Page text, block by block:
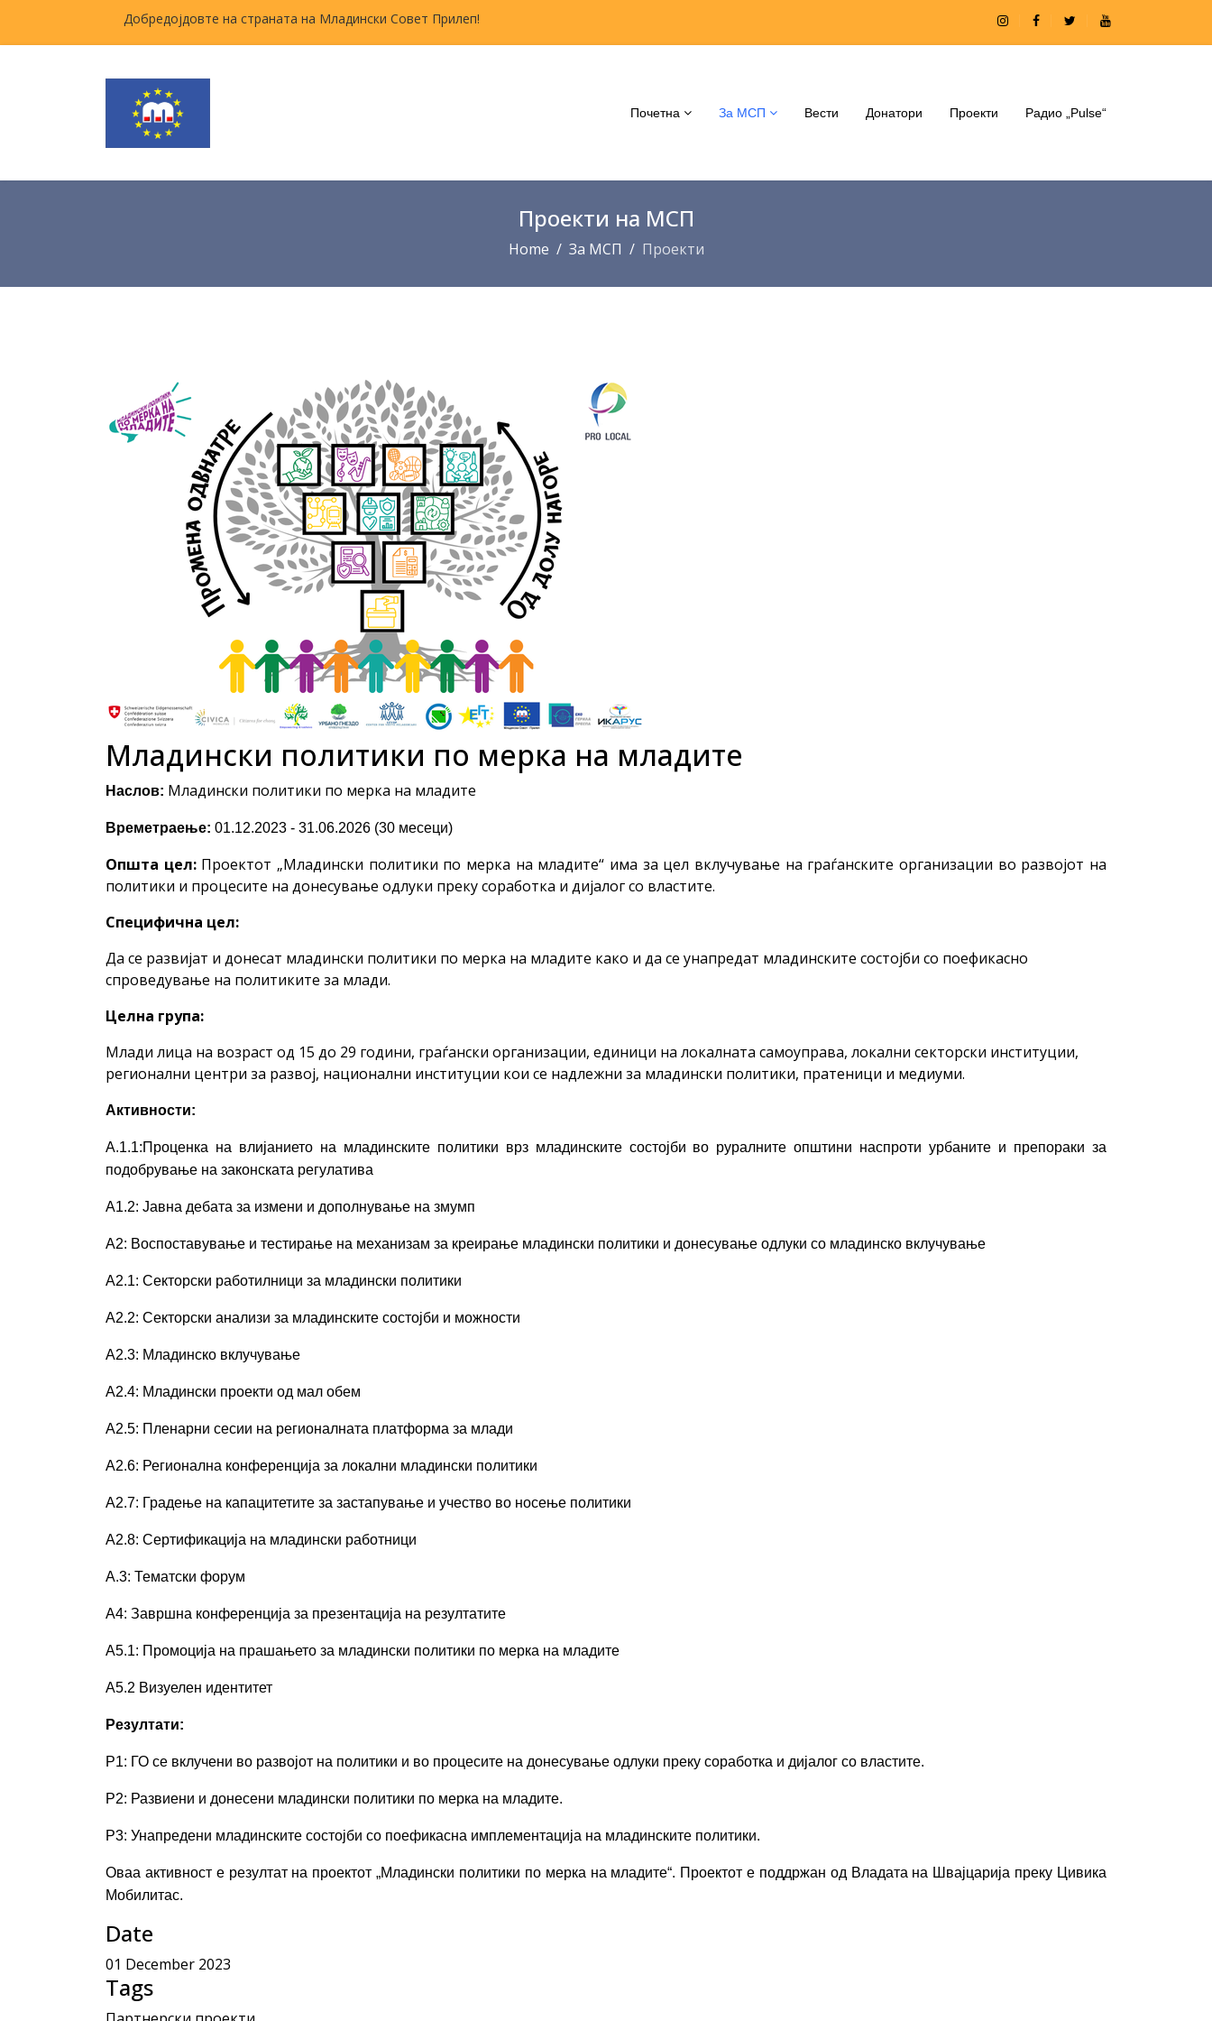
Добредојдовте на страната на Младински Совет Прилеп!
Почетна За МСП Вести Донатори Проекти Радио „Pulse“
Проекти на МСП
Home За МСП Проекти
Младински политики по мерка на младите
Наслов: Младински политики по мерка на младите
Времетраење: 01.12.2023 - 31.06.2026 (30 месеци)
Општа цел:Проектот „Младински политики по мерка на младите“ има за цел вклучување на граѓанските организации во развојот на
политики и процесите на донесување одлуки преку соработка и дијалог со властите.
Специфична цел:
Да се развијат и донесат младински политики по мерка на младите како и да се унапредат младинските состојби со поефикасно
спроведување на политиките за млади.
Целна група:
Mлади лица на возраст од 15 до 29 години, граѓански организации, единици на локалната самоуправа, локални секторски институции,
регионални центри за развој, национални институции кои се надлежни за младински политики, пратеници и медиуми.
Активности:
А.1.1:Проценка на влијанието на младинските политики врз младинските состојби во руралните општини наспроти урбаните и препораки за
подобрување на законската регулатива
А1.2: Јавна дебата за измени и дополнување на змумп
А2: Воспоставување и тестирање на механизам за креирање младински политики и донесување одлуки со младинско вклучување
А2.1: Секторски работилници за младински политики
А2.2: Секторски анализи за младинските состојби и можности
А2.3: Младинско вклучување
А2.4: Младински проекти од мал обем
А2.5: Пленарни сесии на регионалната платформа за млади
А2.6: Регионална конференција за локални младински политики
А2.7: Градење на капацитетите за застапување и учество во носење политики
А2.8: Сертификација на младински работници
А.3: Тематски форум
А4: Завршна конференција за презентација на резултатите
А5.1: Промоција на прашањето за младински политики по мерка на младите
А5.2 Визуелен идентитет
Резултати:
Р1: ГО се вклучени во развојот на политики и во процесите на донесување одлуки преку соработка и дијалог со властите.
Р2: Развиени и донесени младински политики по мерка на младите.
Р3: Унапредени младинските состојби со поефикасна имплементација на младинските политики.
Оваа активност е резултат на проектот „Младински политики по мерка на младите“. Проектот е поддржан од Владата на Швајцарија преку Цивика
Мобилитас.
Date
01 December 2023
Tags